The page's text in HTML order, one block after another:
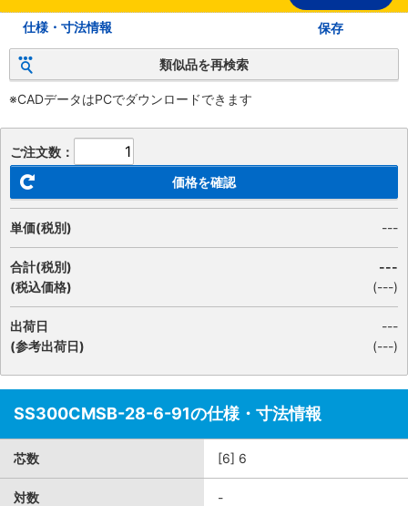
仕様・寸法情報 保存
類似品を再検索
※CADデータはPCでダウンロードできます
ご注文数：
価格を確認
単価(税別) ---
合計(税別)
(税込価格)
---
(---)
出荷日
(参考出荷日)
---
(---)
SS300CMSB-28-6-91の仕様・寸法情報
芯数 [6] 6
対数 -